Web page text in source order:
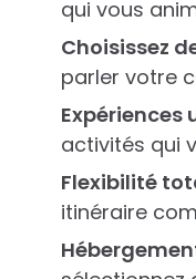
qui vous
Choisissez
parler votre
Expériences
activités qui
Flexibilité
itinéraire